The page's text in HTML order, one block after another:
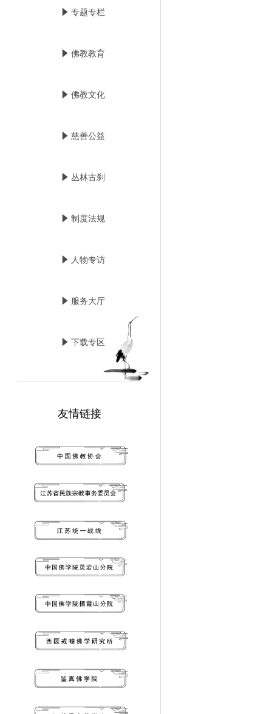
념 专题专栏
념 佛教教育
념 佛教文化
념 慈善公益
념 丛林古刹
념 制度法规
념 人物专访
념 服务大厅
념 下载专区
友情链接